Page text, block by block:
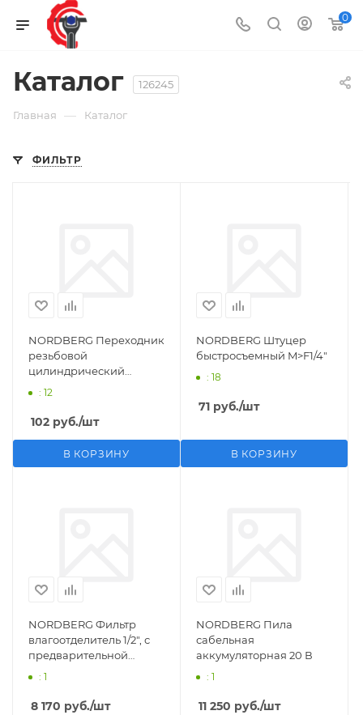
0
Каталог 126245
Главная — Каталог
ФИЛЬТР
NORDBERG Переходник
резьбовой
цилиндрический
M1/2">F1/4"
: 12
102 руб./шт
В КОРЗИНУ
NORDBERG Штуцер
быстросъемный M>F1/4"
: 18
71 руб./шт
В КОРЗИНУ
NORDBERG Фильтр
влагоотделитель 1/2", с
предварительной
фильтрацией
: 1
8 170 руб./шт
NORDBERG Пила
сабельная
аккумуляторная 20 В
: 1
11 250 руб./шт